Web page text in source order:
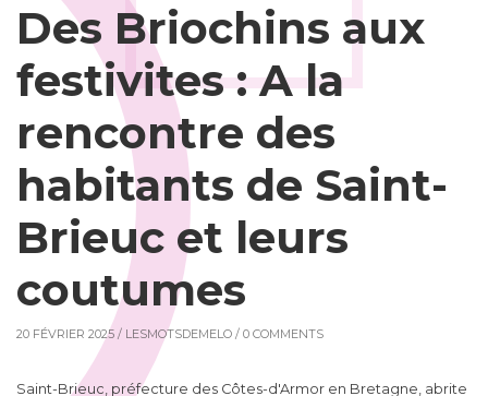
Des Briochins aux
festivites : A la
rencontre des
habitants de Saint-
Brieuc et leurs
coutumes
20 FÉVRIER 2025 / LESMOTSDEMELO / 0 COMMENTS
Saint-Brieuc, préfecture des Côtes-d'Armor en Bretagne, abrite